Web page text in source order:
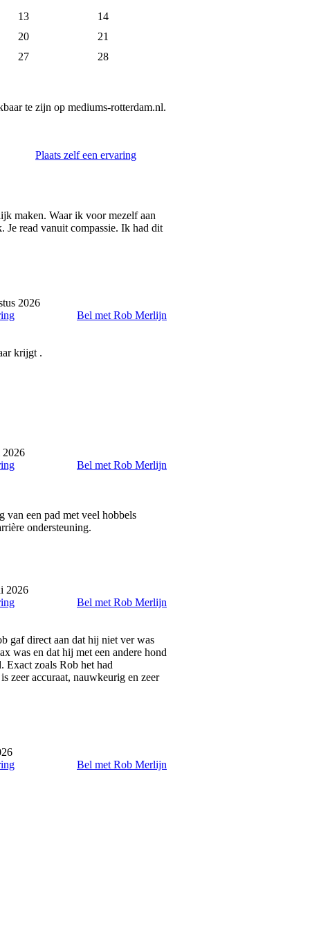
13
14
20
21
27
28
te zijn op mediums-rotterdam.nl.
Plaats zelf een ervaring
maken. Waar ik voor mezelf aan
Je read vanuit compassie. Ik had dit
2026
Bel met Rob Merlijn
krijgt .
Bel met Rob Merlijn
een pad met veel hobbels
ondersteuning.
2026
Bel met Rob Merlijn
gaf direct aan dat hij niet ver was
was en dat hij met een andere hond
Exact zoals Rob het had
zeer accuraat, nauwkeurig en zeer
Bel met Rob Merlijn